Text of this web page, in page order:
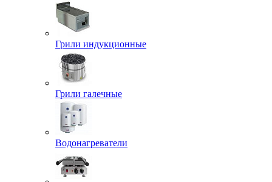
Грили индукционные
Грили галечные
Водонагреватели